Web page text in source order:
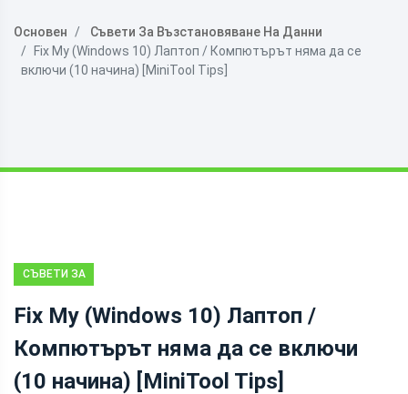
Основен
Съвети За Възстановяване На Данни
Fix My (Windows 10) Лаптоп / Компютърът няма да се
включи (10 начина) [MiniTool Tips]
СЪВЕТИ ЗА
НА ДАННИ
Fix My (Windows 10) Лаптоп /
Компютърът няма да се включи
(10 начина) [MiniTool Tips]